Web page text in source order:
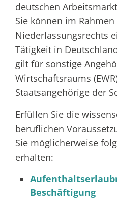
deutschen
Sie können im
Niederlassungsrechts
Tätigkeit in
gilt für sonstige
Wirtschaftsraums
Staatsangehörige der
Erfüllen Sie die
beruflichen
Sie möglicherweise
erhalten:
Beschäftigung